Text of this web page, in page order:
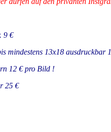
9 €
mindestens 13x18 ausdruckbar
12 € pro Bild !
25 €